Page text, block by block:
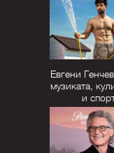
Евгени
музиката,
и